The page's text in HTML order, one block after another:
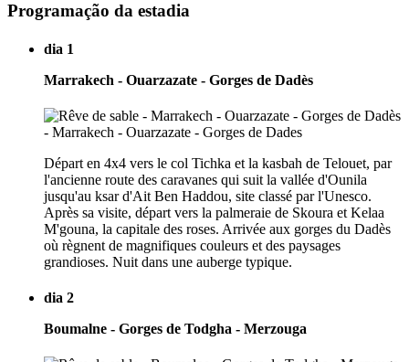
Programação da estadia
dia 1
Marrakech - Ouarzazate - Gorges de Dadès
Départ en 4x4 vers le col Tichka et la kasbah de Telouet, par
l'ancienne route des caravanes qui suit la vallée d'Ounila
jusqu'au ksar d'Ait Ben Haddou, site classé par l'Unesco.
Après sa visite, départ vers la palmeraie de Skoura et Kelaa
M'gouna, la capitale des roses. Arrivée aux gorges du Dadès
où règnent de magnifiques couleurs et des paysages
grandioses. Nuit dans une auberge typique.
dia 2
Boumalne - Gorges de Todgha - Merzouga